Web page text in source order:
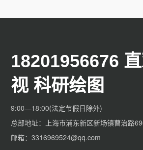
18201956676
视 科研绘图
9:00—18:00(法定节假日除外)
总部地址：上海市浦东新区新场镇曹治路
邮箱：3316969524@qq.com